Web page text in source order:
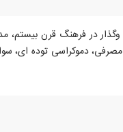
در فرهنگ قرن بیستم،
دموکراسی توده ای،